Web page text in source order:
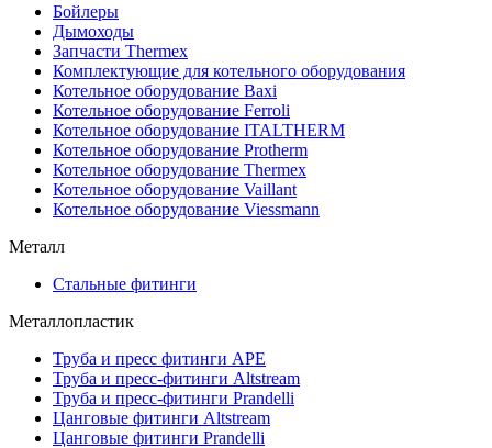
Бойлеры
Дымоходы
Запчасти Thermex
Комплектующие для котельного оборудования
Котельное оборудование Baxi
Котельное оборудование Ferroli
Котельное оборудование ITALTHERM
Котельное оборудование Protherm
Котельное оборудование Thermex
Котельное оборудование Vaillant
Котельное оборудование Viessmann
Металл
Стальные фитинги
Металлопластик
Труба и пресс фитинги APE
Труба и пресс-фитинги Altstream
Труба и пресс-фитинги Prandelli
Цанговые фитинги Altstream
Цанговые фитинги Prandelli